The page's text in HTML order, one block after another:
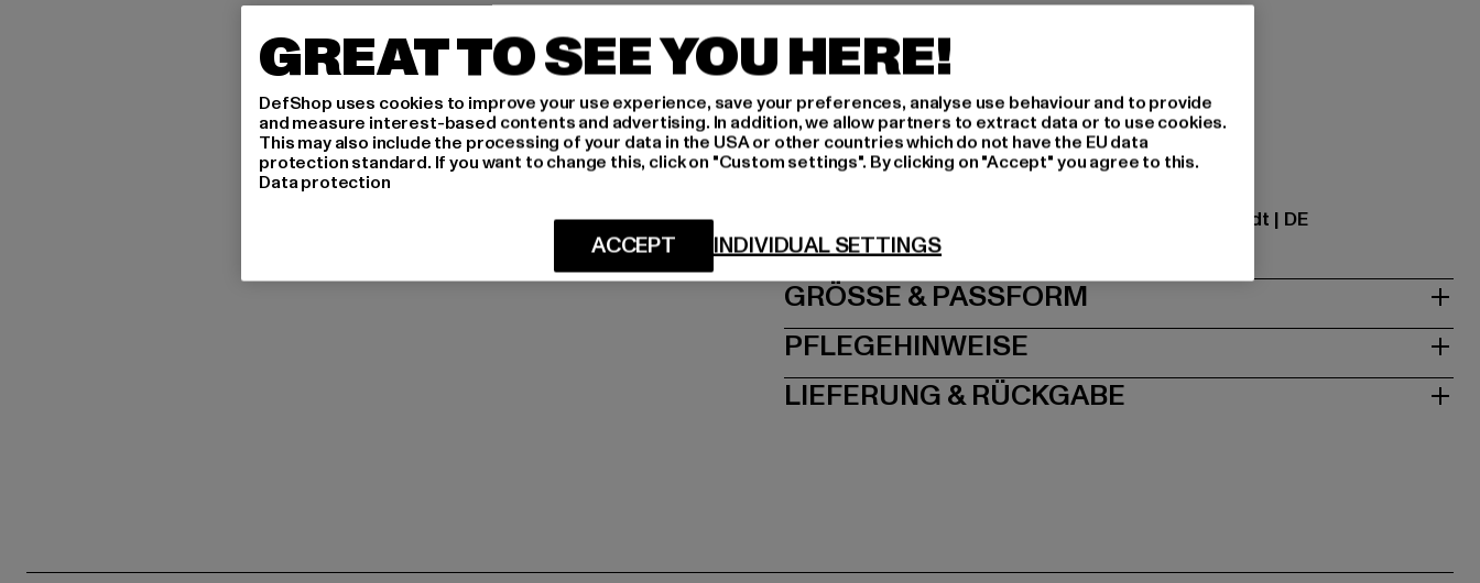
Kat.: T-Shirts
Farbe: beige
Hersteller Farbe: softseagrass/vintageorange
Materialzusammensetzung: 100% Baumwolle
Art.Nr: TB5075-04431
Dr.-Robert-Murjahn-Straße 7 | 64372 Ober-Ramstadt | DE
GRÖSSE & PASSFORM
PFLEGEHINWEISE
LIEFERUNG & RÜCKGABE
GREAT TO SEE YOU HERE!
DefShop uses cookies to improve your use experience, save your preferences, analyse use behaviour and to provide
and measure interest-based contents and advertising. In addition, we allow partners to extract data or to use cookies.
This may also include the processing of your data in the USA or other countries which do not have the EU data
protection standard. If you want to change this, click on "Custom settings". By clicking on "Accept" you agree to this.
Data protection
INDIVIDUAL SETTINGS
ACCEPT